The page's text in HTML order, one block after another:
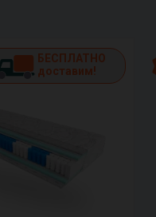
БЕСПЛАТНО
доставим!